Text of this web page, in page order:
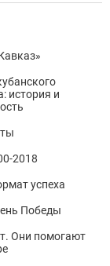
история и
2018
успеха
Победы
Они помогают